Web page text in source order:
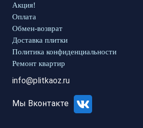
Акция!
Оплата
Обмен-возврат
Доставка плитки
Политика конфиденциальности
Ремонт квартир
info@plitkaoz.ru
Мы Вконтакте